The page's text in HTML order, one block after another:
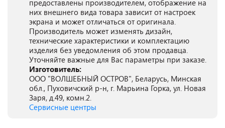
предоставлены производителем, отображение на
них внешнего вида товара зависит от настроек
экрана и может отличаться от оригинала.
Производитель может изменять дизайн,
технические характеристики и комплектацию
изделия без уведомления об этом продавца.
Уточняйте важные для Вас параметры при заказе.
Изготовитель:
ООО "ВОЛШЕБНЫЙ ОСТРОВ", Беларусь, Минская
обл., Пуховичский р-н, г. Марьина Горка, ул. Новая
Заря, д.49, комн.2.
Сервисные центры